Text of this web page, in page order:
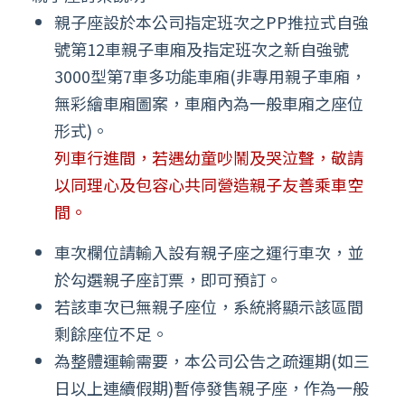
親子座設於本公司指定班次之PP推拉式自強
號第12車親子車廂及指定班次之新自強號
3000型第7車多功能車廂(非專用親子車廂，
無彩繪車廂圖案，車廂內為一般車廂之座位
形式)。
列車行進間，若遇幼童吵鬧及哭泣聲，敬請
以同理心及包容心共同營造親子友善乘車空
間。
車次欄位請輸入設有親子座之運行車次，並
於勾選親子座訂票，即可預訂。
若該車次已無親子座位，系統將顯示該區間
剩餘座位不足。
為整體運輸需要，本公司公告之疏運期(如三
日以上連續假期)暫停發售親子座，作為一般